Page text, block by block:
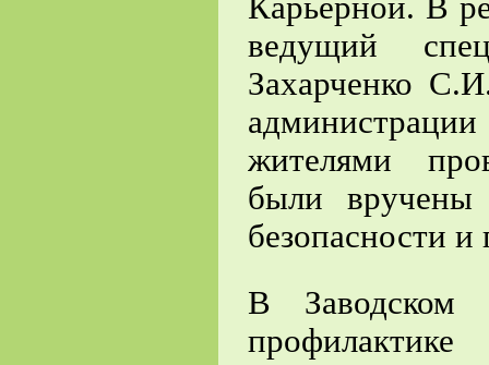
ведущий
Захарченко
жителями
были вручены
безопасности и
В